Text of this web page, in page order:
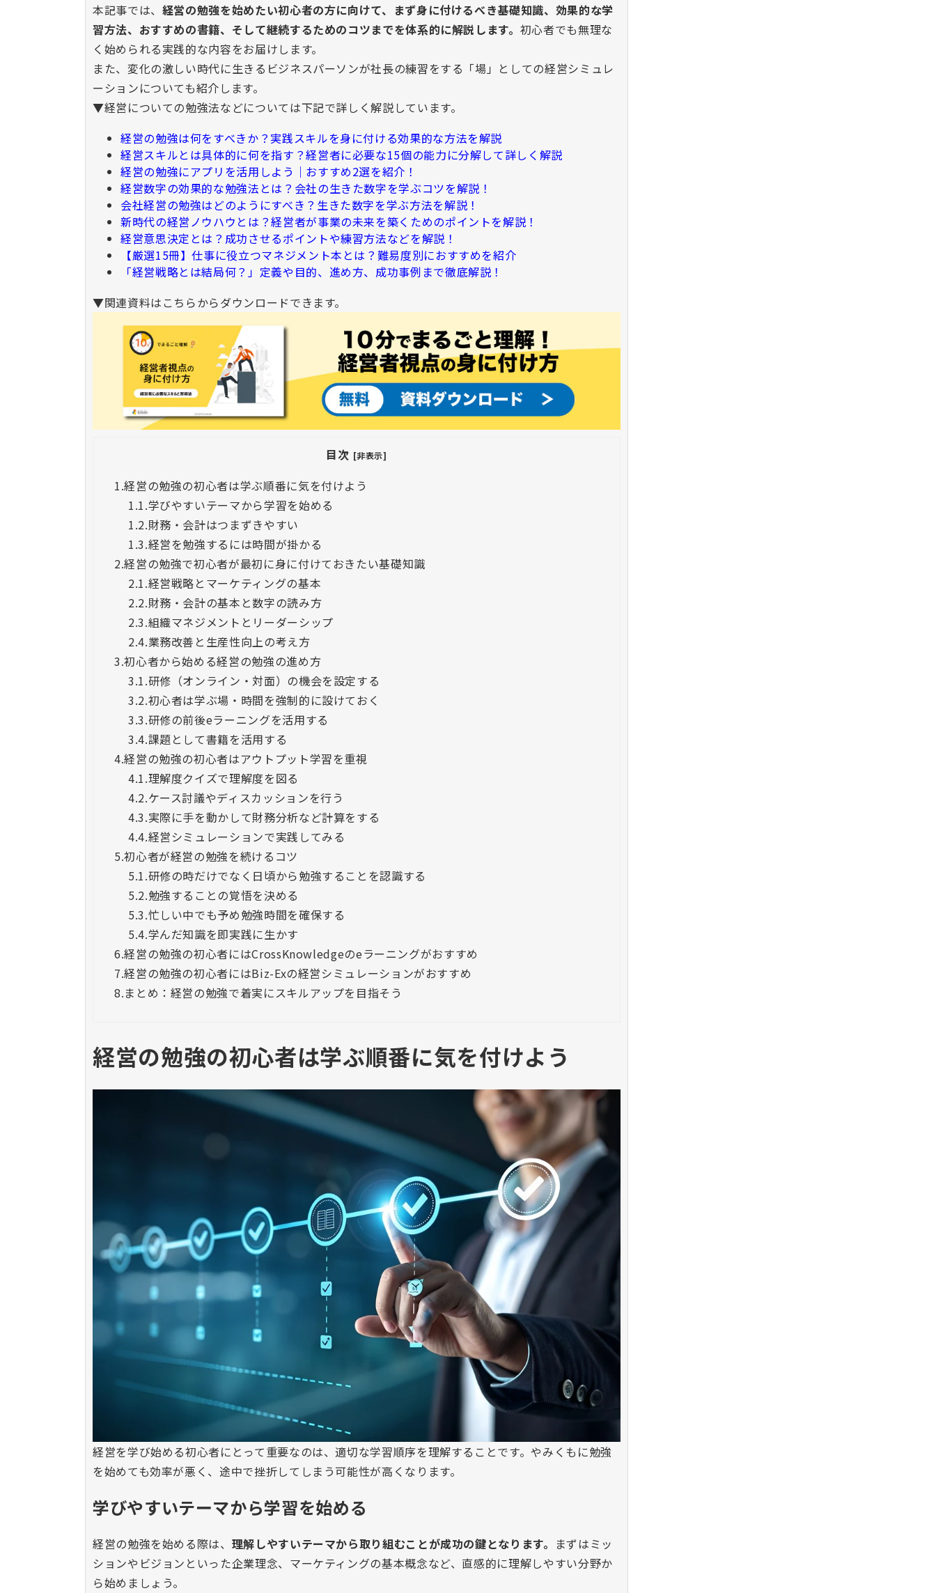
本記事では、 経営の勉強を始めたい初心者の方に向けて、まず身に付けるべき基礎知識、効果的な学
習方法、おすすめの書籍、そして継続するためのコツまでを体系的に解説します。 初心者でも無理な
く始められる実践的な内容をお届けします。
また、変化の激しい時代に生きるビジネスパーソンが社長の練習をする「場」としての経営シミュレ
ーションについても紹介します。
▼経営についての勉強法などについては下記で詳しく解説しています。
経営の勉強は何をすべきか？実践スキルを身に付ける効果的な方法を解説
経営スキルとは具体的に何を指す？経営者に必要な15個の能力に分解して詳しく解説
経営の勉強にアプリを活用しよう｜おすすめ2選を紹介！
経営数字の効果的な勉強法とは？会社の生きた数字を学ぶコツを解説！
会社経営の勉強はどのようにすべき？生きた数字を学ぶ方法を解説！
新時代の経営ノウハウとは？経営者が事業の未来を築くためのポイントを解説！
経営意思決定とは？成功させるポイントや練習方法などを解説！
【厳選15冊】仕事に役立つマネジメント本とは？難易度別におすすめを紹介
「経営戦略とは結局何？」定義や目的、進め方、成功事例まで徹底解説！
▼関連資料はこちらからダウンロードできます。
目次 [非表示]
1.経営の勉強の初心者は学ぶ順番に気を付けよう
1.1.学びやすいテーマから学習を始める
1.2.財務・会計はつまずきやすい
1.3.経営を勉強するには時間が掛かる
2.経営の勉強で初心者が最初に身に付けておきたい基礎知識
2.1.経営戦略とマーケティングの基本
2.2.財務・会計の基本と数字の読み方
2.3.組織マネジメントとリーダーシップ
2.4.業務改善と生産性向上の考え方
3.初心者から始める経営の勉強の進め方
3.1.研修（オンライン・対面）の機会を設定する
3.2.初心者は学ぶ場・時間を強制的に設けておく
3.3.研修の前後eラーニングを活用する
3.4.課題として書籍を活用する
4.経営の勉強の初心者はアウトプット学習を重視
4.1.理解度クイズで理解度を図る
4.2.ケース討議やディスカッションを行う
4.3.実際に手を動かして財務分析など計算をする
4.4.経営シミュレーションで実践してみる
5.初心者が経営の勉強を続けるコツ
5.1.研修の時だけでなく日頃から勉強することを認識する
5.2.勉強することの覚悟を決める
5.3.忙しい中でも予め勉強時間を確保する
5.4.学んだ知識を即実践に生かす
6.経営の勉強の初心者にはCrossKnowledgeのeラーニングがおすすめ
7.経営の勉強の初心者にはBiz-Exの経営シミュレーションがおすすめ
8.まとめ：経営の勉強で着実にスキルアップを目指そう
経営の勉強の初心者は学ぶ順番に気を付けよう
経営を学び始める初心者にとって重要なのは、適切な学習順序を理解することです。やみくもに勉強
を始めても効率が悪く、途中で挫折してしまう可能性が高くなります。
学びやすいテーマから学習を始める
経営の勉強を始める際は、 理解しやすいテーマから取り組むことが成功の鍵となります。 まずはミッ
ションやビジョンといった企業理念、マーケティングの基本概念など、直感的に理解しやすい分野か
ら始めましょう。